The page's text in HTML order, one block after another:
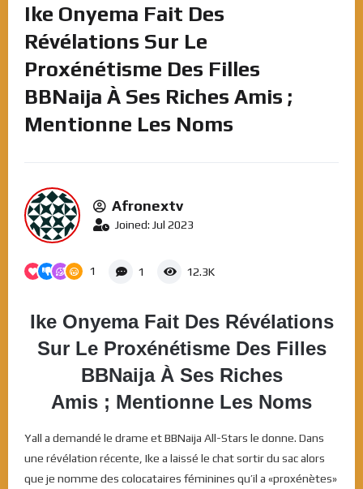
Ike Onyema Fait Des
Révélations Sur Le
Proxénétisme Des Filles
BBNaija À Ses Riches Amis ;
Mentionne Les Noms
Afronextv
Joined: Jul 2023
1 1 12.3K
Ike Onyema Fait Des Révélations
Sur Le Proxénétisme Des Filles
BBNaija À Ses Riches
Amis ; Mentionne Les Noms
Yall a demandé le drame et BBNaija All-Stars le donne. Dans
une révélation récente, Ike a laissé le chat sortir du sac alors
que je nomme des colocataires féminines qu’il a «proxénètes»